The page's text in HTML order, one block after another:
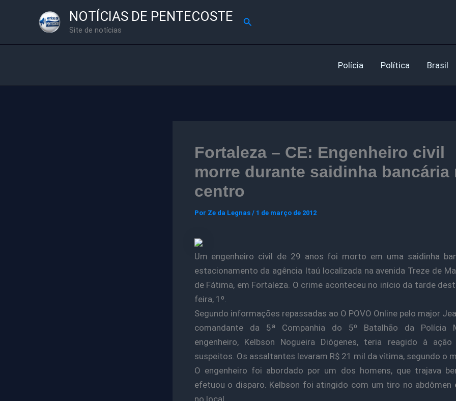
NOTÍCIAS DE PENTECOSTE
Site de notícias
Pesquisar
Polícia Política Brasil
Fortaleza – CE: Engenheiro civil
morre durante saidinha bancária
centro
Por Ze da Legnas / 1 de março de 2012
Um engenheiro civil de 29 anos foi morto em uma saidinha
estacionamento da agência Itaú localizada na avenida Treze de
de Fátima, em Fortaleza. O crime aconteceu no início da tarde
feira, 1º.
Segundo informações repassadas ao O POVO Online pelo major
comandante da 5ª Companhia do 5º Batalhão da Polícia
engenheiro, Kelbson Nogueira Diógenes, teria reagido à
suspeitos. Os assaltantes levaram R$ 21 mil da vítima, segundo o
O engenheiro foi abordado por um dos homens, que trajava
efetuou o disparo. Kelbson foi atingido com um tiro no abdômen
no local.